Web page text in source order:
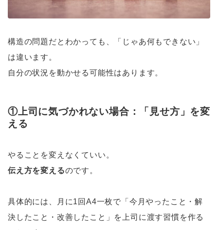
構造の問題だとわかっても、「じゃあ何もできない」
は違います。
自分の状況を動かせる可能性はあります。
①上司に気づかれない場合：「見せ方」を変
える
やることを変えなくていい。
伝え方を変えるのです。
具体的には、月に1回A4一枚で「今月やったこと・解
決したこと・改善したこと」を上司に渡す習慣を作る